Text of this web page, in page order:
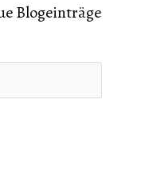
Blogeinträge